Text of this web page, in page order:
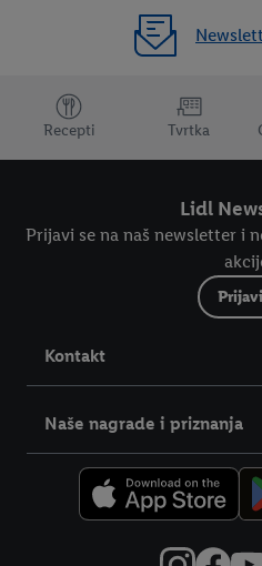
Dodatne teme
Recepti Tvrtka
Lidl
Prijavi se na naš newsletter i
Kontakt
Naše nagrade i priznanja